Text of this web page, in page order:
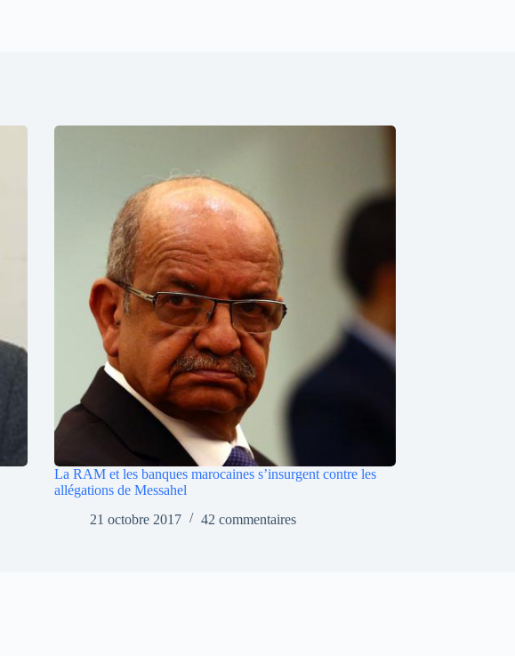
La RAM et les banques marocaines s’insurgent contre les
allégations de Messahel
21 octobre 2017
42 commentaires